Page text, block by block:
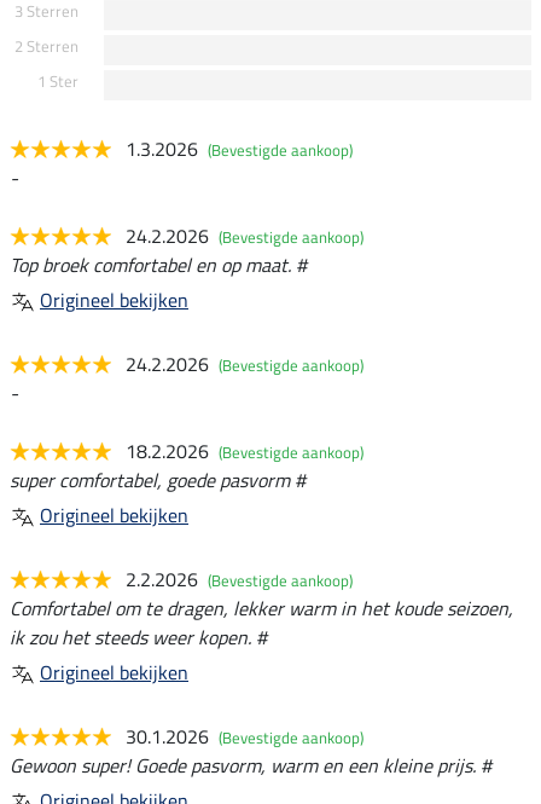
3 Sterren
2 Sterren
1 Ster
1.3.2026 (Bevestigde aankoop)
-
24.2.2026 (Bevestigde aankoop)
Top broek comfortabel en op maat. #
Origineel bekijken
24.2.2026 (Bevestigde aankoop)
-
18.2.2026 (Bevestigde aankoop)
super comfortabel, goede pasvorm #
Origineel bekijken
2.2.2026 (Bevestigde aankoop)
Comfortabel om te dragen, lekker warm in het koude seizoen,
ik zou het steeds weer kopen. #
Origineel bekijken
30.1.2026 (Bevestigde aankoop)
Gewoon super! Goede pasvorm, warm en een kleine prijs. #